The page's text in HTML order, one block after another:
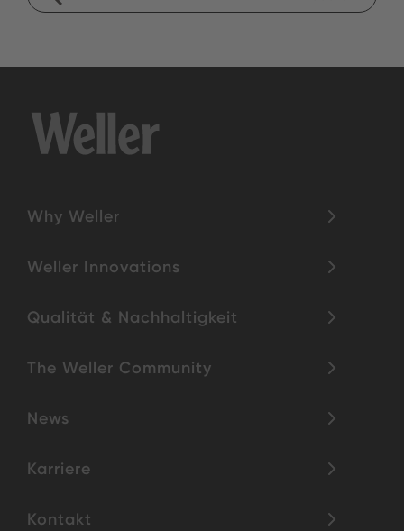
Why Weller
Weller Innovations
Qualität & Nachhaltigkeit
The Weller Community
News
Karriere
Kontakt